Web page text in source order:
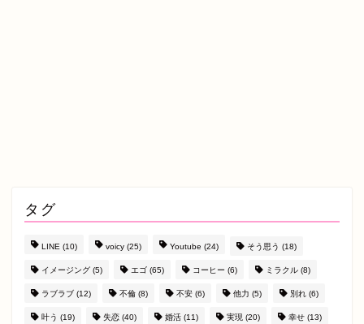
タグ
LINE (10) voicy (25) Youtube (24) そう思う (18)
イメージング (5) エゴ (65) コーヒー (6) ミラクル (8)
ラブラブ (12) 不倫 (8) 不安 (6) 他力 (5) 別れ (6)
叶う (19) 失恋 (40) 婚活 (11) 実現 (20) 幸せ (13)